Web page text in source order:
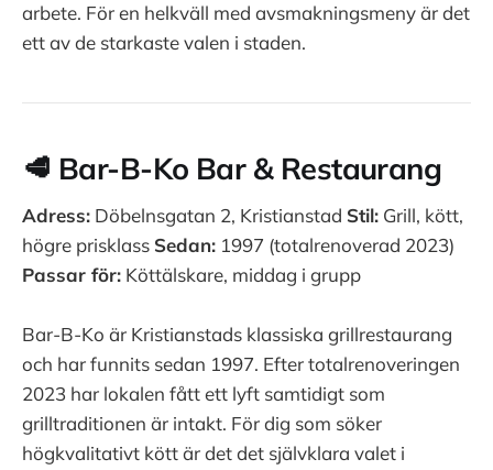
arbete. För en helkväll med avsmakningsmeny är det
ett av de starkaste valen i staden.
🥩 Bar-B-Ko Bar & Restaurang
Adress: Döbelnsgatan 2, Kristianstad Stil: Grill, kött,
högre prisklass Sedan: 1997 (totalrenoverad 2023)
Passar för: Köttälskare, middag i grupp
Bar-B-Ko är Kristianstads klassiska grillrestaurang
och har funnits sedan 1997. Efter totalrenoveringen
2023 har lokalen fått ett lyft samtidigt som
grilltraditionen är intakt. För dig som söker
högkvalitativt kött är det det självklara valet i